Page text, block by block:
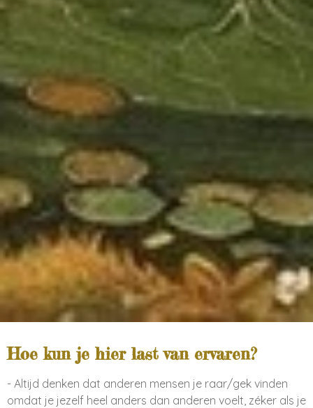
Hoe kun je hier last van ervaren?
- Altijd denken dat anderen mensen je raar/gek vinden
omdat je jezelf heel anders dan anderen voelt, zéker als je